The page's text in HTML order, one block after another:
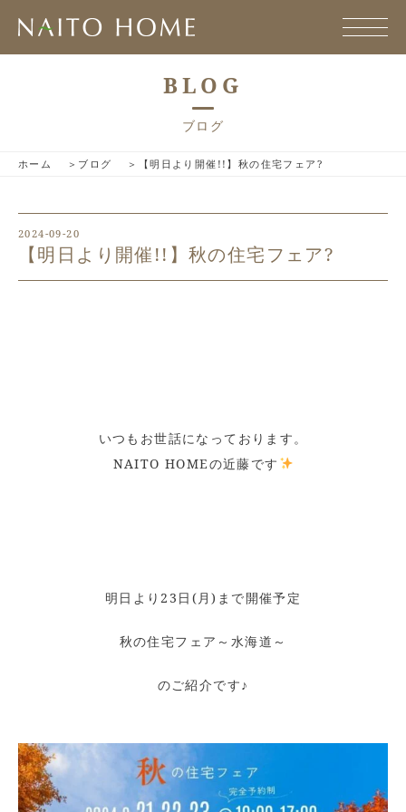
BLOG
ブログ
ホーム ブログ 【明日より開催!!】秋の住宅フェア?
2024-09-20
【明日より開催!!】秋の住宅フェア?
いつもお世話になっております。
NAITO HOMEの近藤です
明日より23日(月)まで開催予定
秋の住宅フェア～水海道～
のご紹介です♪